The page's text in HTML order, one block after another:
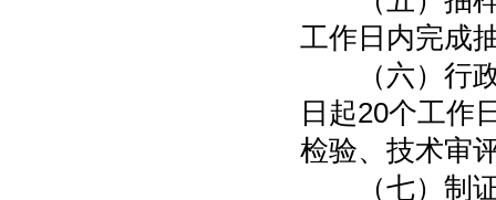
工作日内完成
（六）行政
日起20个工作
检验、技术审
（七）制证